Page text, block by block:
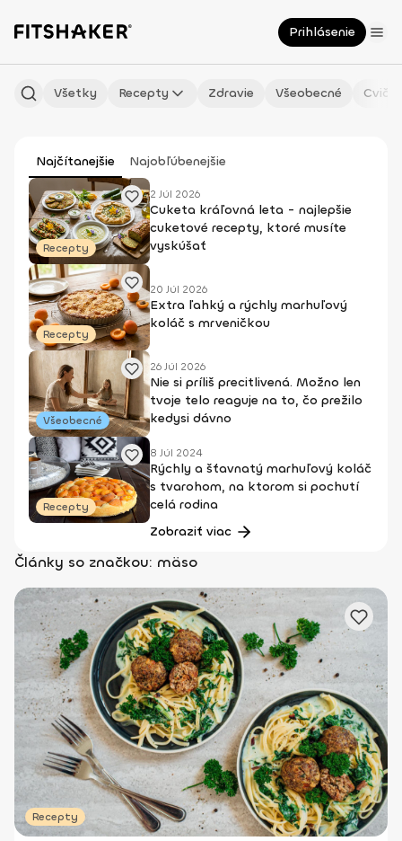
Prihlásenie
Všetky Recepty Zdravie Všeobecné
Najčítanejšie Najobľúbenejšie
Recepty
2 Júl 2026
Cuketa kráľovná leta - najlepšie
cuketové recepty, ktoré musíte
vyskúšať
Recepty
20 Júl 2026
Extra ľahký a rýchly marhuľový
koláč s mrveničkou
Všeobecné
26 Júl 2026
Nie si príliš precitlivená. Možno len
tvoje telo reaguje na to, čo prežilo
kedysi dávno
Recepty
8 Júl 2024
Rýchly a šťavnatý marhuľový koláč
s tvarohom, na ktorom si pochutí
celá rodina
Zobraziť viac
Články so značkou: mäso
Recepty